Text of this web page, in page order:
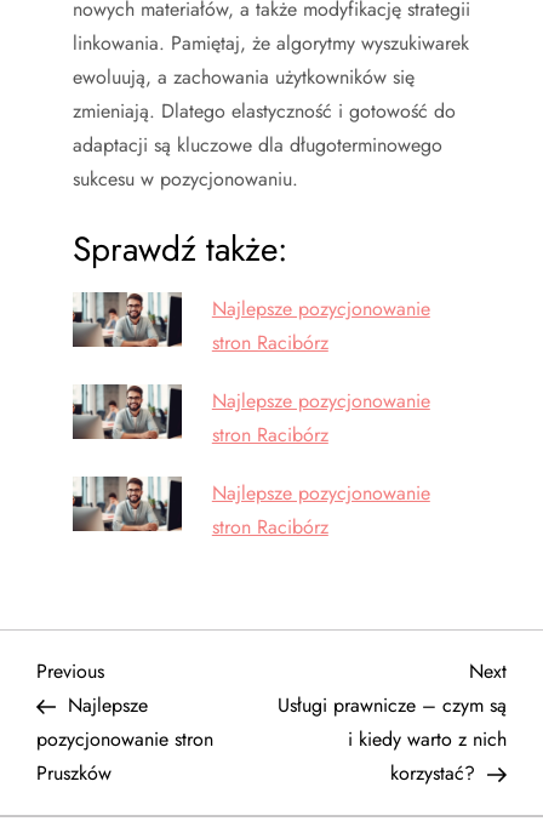
nowych materiałów, a także modyfikację strategii
linkowania. Pamiętaj, że algorytmy wyszukiwarek
ewoluują, a zachowania użytkowników się
zmieniają. Dlatego elastyczność i gotowość do
adaptacji są kluczowe dla długoterminowego
sukcesu w pozycjonowaniu.
Sprawdź także:
Najlepsze pozycjonowanie
stron Racibórz
Najlepsze pozycjonowanie
stron Racibórz
Najlepsze pozycjonowanie
stron Racibórz
N
a
w
Previous
Post
Previous
Najlepsze
pozycjonowanie stron
Pruszków
Next
Next
Usługi prawnicze – czym są
i kiedy warto z nich
korzystać?